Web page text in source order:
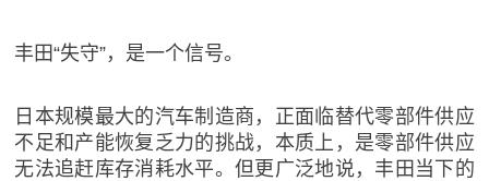
丰田“失守”，是一个信号。
日本规模最大的汽车制造商，正面临替代零部件供应
不足和产能恢复乏力的挑战，本质上，是零部件供应
无法追赶库存消耗水平。但更广泛地说，丰田当下的